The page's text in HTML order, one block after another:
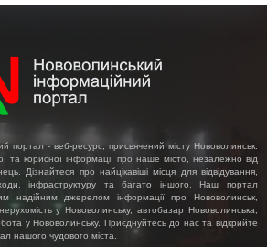
портал - веб-ресурс, присвячений місту Нововолинськ.
та корисної інформації про наше місто, незалежно від
Дізнайтеся про найцікавіші місця для відвідування,
інфраструктуру та багато іншого. Наш портал
надійним джерелом інформації про Нововолинськ,
у Нововолинську, автобазар Нововолинська,
у Нововолинську. Приєднуйтесь до нас та відкрийте
нашого чудового міста.